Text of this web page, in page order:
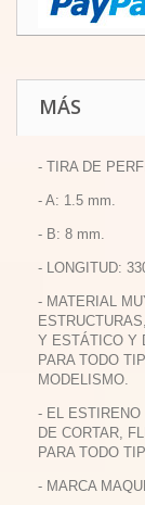
MÁS
- TIRA DE
- A: 1.5 mm.
- B: 8 mm.
- LONGITUD:
- MATERIAL
Y ESTÁTICO Y
PARA TODO
MODELISMO.
- EL
DE CORTAR,
PARA TODO
- MARCA